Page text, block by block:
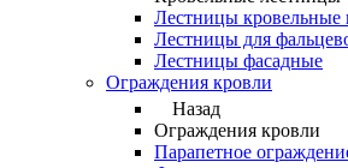
Лестницы кровельные
Лестницы для
Лестницы фасадные
Ограждения кровли
Назад
Ограждения кровли
Парапетное